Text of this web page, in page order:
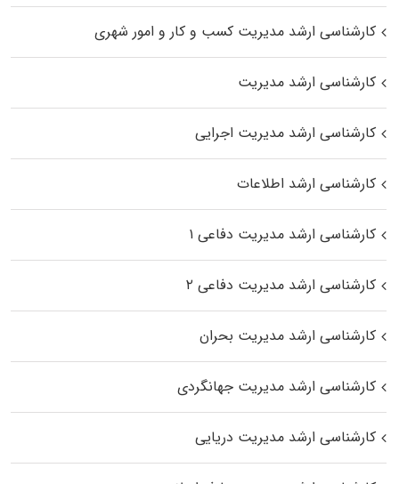
کارشناسی ارشد مدیریت کسب و کار و امور شهری
کارشناسی ارشد مدیریت
کارشناسی ارشد مدیریت اجرایی
کارشناسی ارشد اطلاعات
کارشناسی ارشد مدیریت دفاعی ۱
کارشناسی ارشد مدیریت دفاعی ۲
کارشناسی ارشد مدیریت بحران
کارشناسی ارشد مدیریت جهانگردی
کارشناسی ارشد مدیریت دریایی